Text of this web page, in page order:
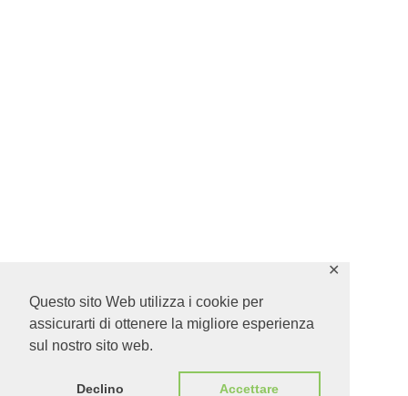
Questo sito Web utilizza i cookie per
assicurarti di ottenere la migliore esperienza
sul nostro sito web.
Declino Accettare
✕